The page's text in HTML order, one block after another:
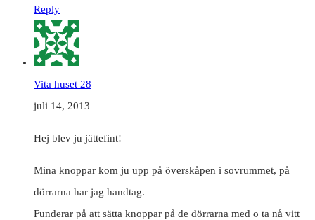
Reply
Vita huset 28
juli 14, 2013
Hej blev ju jättefint!
Mina knoppar kom ju upp på överskåpen i sovrummet, på
dörrarna har jag handtag.
Funderar på att sätta knoppar på de dörrarna med o ta nå vitt